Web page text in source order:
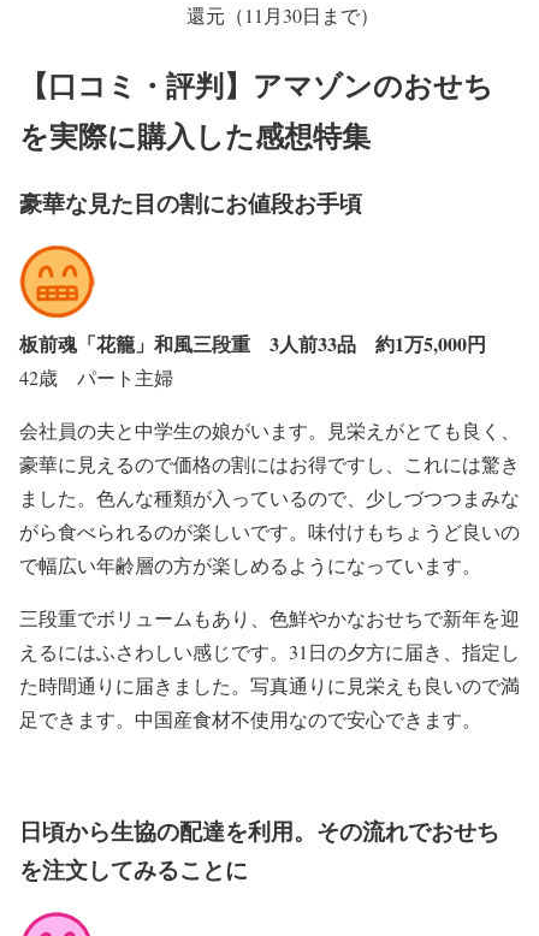
還元（11月30日まで）
【口コミ・評判】アマゾンのおせち
を実際に購入した感想特集
豪華な見た目の割にお値段お手頃
板前魂「花籠」和風三段重 3人前33品 約1万5,000円
42歳 パート主婦
会社員の夫と中学生の娘がいます。見栄えがとても良く、
豪華に見えるので価格の割にはお得ですし、これには驚き
ました。色んな種類が入っているので、少しづつつまみな
がら食べられるのが楽しいです。味付けもちょうど良いの
で幅広い年齢層の方が楽しめるようになっています。
三段重でボリュームもあり、色鮮やかなおせちで新年を迎
えるにはふさわしい感じです。31日の夕方に届き、指定し
た時間通りに届きました。写真通りに見栄えも良いので満
足できます。中国産食材不使用なので安心できます。
日頃から生協の配達を利用。その流れでおせち
を注文してみることに